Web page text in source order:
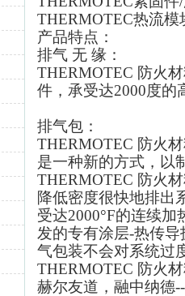
THERMOTEC热流模
产品特点：
排气 无 缘：
THERMOTEC 防火
件，承受达2000度的
排气包：
THERMOTEC 防火
是一种新的方式，以
THERMOTEC 防火
降低密度很快地排出
受达2000°F的连续
发的专有涂层-热传
气包装不会对系统过
THERMOTEC 防火
赫尔友道，融中纳德